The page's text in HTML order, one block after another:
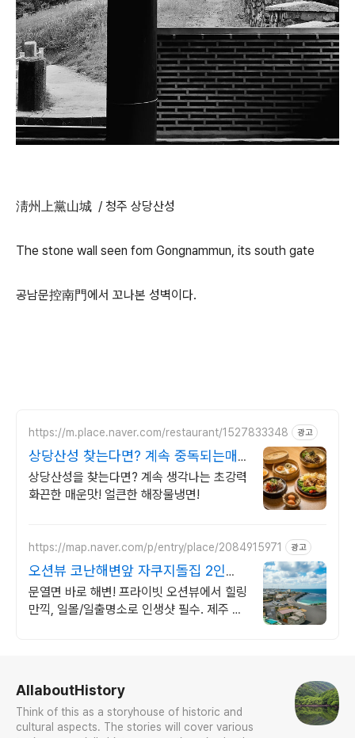
淸州上黨山城 / 청주 상당산성
The stone wall seen fom Gongnammun, its south gate
공남문控南門에서 꼬나본 성벽이다.
https://m.place.naver.com/restaurant/1527833348 광고
상당산성 찾는다면? 계속 중독되는매
운맛!해장냉면
상당산성을 찾는다면? 계속 생각나는 초강력
화끈한 매운맛! 얼큰한 해장물냉면!
https://map.naver.com/p/entry/place/2084915971 광고
오션뷰 코난해변앞 자쿠지돌집 2인
~10인 대가족/단체예약
문열면 바로 해변! 프라이빗 오션뷰에서 힐링
만끽, 일몰/일출명소로 인생샷 필수. 제주 감
AllaboutHistory
Think of this as a storyhouse of historic and
cultural aspects. The stories will cover various